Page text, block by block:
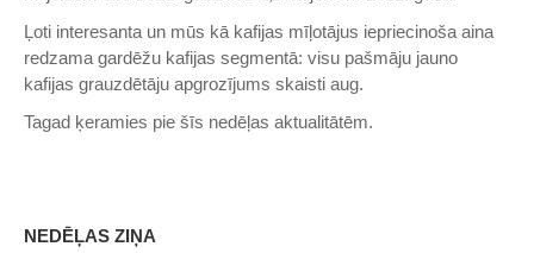
Ļoti interesanta un mūs kā kafijas mīļotājus iepriecinoša aina
redzama gardēžu kafijas segmentā: visu pašmāju jauno
kafijas grauzdētāju apgrozījums skaisti aug.
Tagad ķeramies pie šīs nedēļas aktualitātēm.
NEDĒĻAS ZIŅA